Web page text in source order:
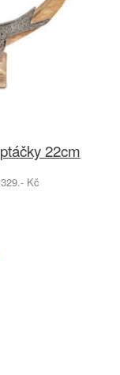
22cm
Kč